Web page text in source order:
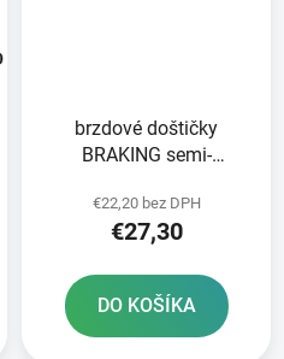
brzdové doštičky
BRAKING semi-
ks v balení
€22,20 bez DPH
€27,30
DO KOŠÍKA